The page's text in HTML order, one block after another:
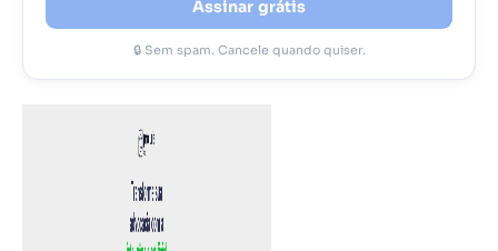
Assinar grátis
🔒 Sem spam. Cancele quando quiser.